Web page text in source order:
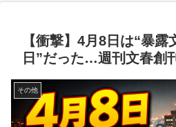
【衝撃】4月8日は“暴
日”だった…週刊文春創
その他